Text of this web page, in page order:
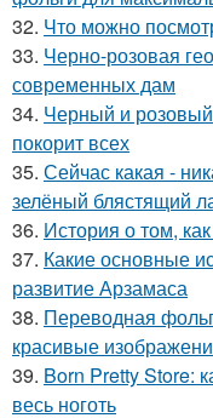
32. Что можно
33. Черно-розовая
современных дам
34. Черный и
покорит всех
35. Сейчас какая -
зелёный блястящий
36. История о том,
37. Какие основные
развитие Арзамаса
38. Переводная
красивые
39. Born Pretty Store:
весь ноготь